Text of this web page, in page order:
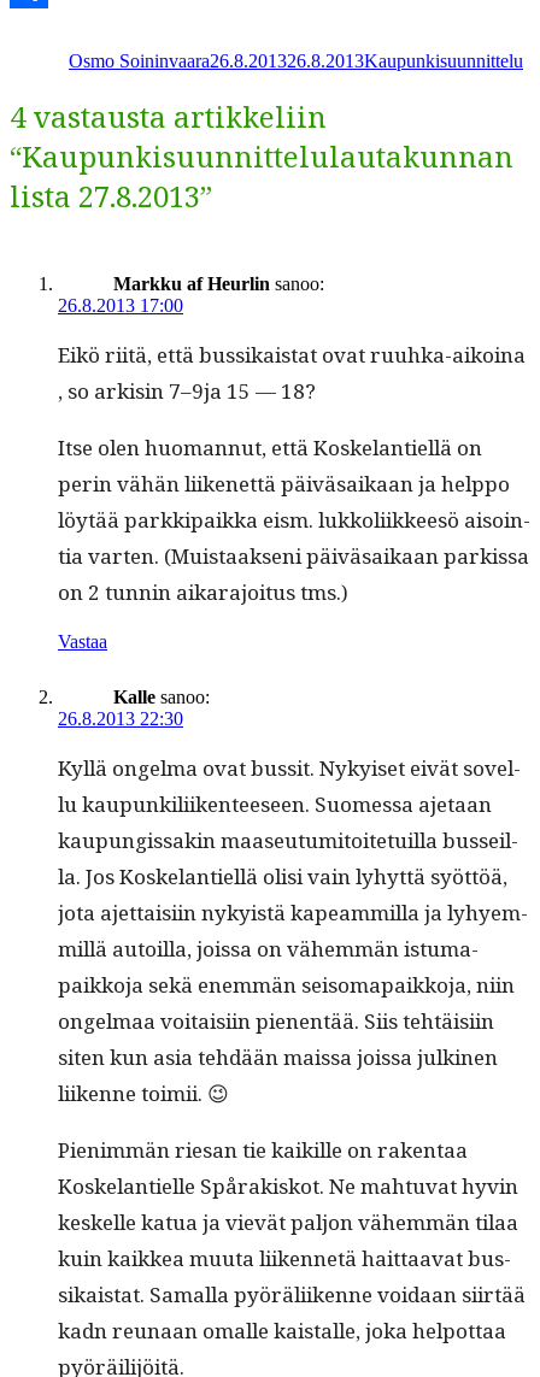
Osmo Soininvaara26.8.201326.8.2013Kaupunkisuunnittelu
4 vastausta artikkeliin
“Kaupunkisuunnittelulautakunnan
lista 27.8.2013”
Markku af Heurlin sanoo:
26.8.2013 17:00
Eikö riitä, että bus­sikai­stat ovat ruuh­ka-aikoina
, so ark­isin 7–9ja 15 — 18?
Itse olen huo­man­nut, että Koske­lantiel­lä on
perin vähän liikenet­tä päivä­saikaan ja help­po
löytää parkkipaik­ka eism. lukkoli­ik­keesö aisoin­
tia varten. (Muis­taak­seni päivä­saikaan parkissa
on 2 tun­nin aikara­joi­tus tms.)
Vastaa
Kalle sanoo:
26.8.2013 22:30
Kyl­lä ongel­ma ovat bus­sit. Nykyiset eivät sovel­
lu kaupunkili­iken­teeseen. Suomes­sa aje­taan
kaupungis­sakin maaseu­tu­mi­toite­tu­il­la bus­seil­
la. Jos Koske­lantiel­lä olisi vain lyhyt­tä syöt­töä,
jota ajet­taisi­in nyky­istä kapeam­mil­la ja lyhyem­
mil­lä autoil­la, jois­sa on vähem­män istuma­
paikko­ja sekä enem­män sei­soma­paikko­ja, niin
ongel­maa voitaisi­in pienen­tää. Siis tehtäisi­in
siten kun asia tehdään mais­sa jois­sa julki­nen
liikenne toimii. 😉
Pien­im­män riesan tie kaikille on rak­en­taa
Koske­lantielle Spårakiskot. Ne mah­tu­vat hyvin
keskelle kat­ua ja vievät paljon vähem­män tilaa
kuin kaikkea muu­ta liiken­netä hait­taa­vat bus­
sikai­stat. Samal­la pyöräli­ikenne voidaan siirtää
kadn reunaan oma­lle kaistalle, joka helpot­taa
pyöräilijöitä.